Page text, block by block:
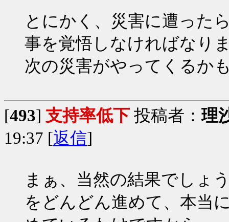
とにかく、災害に遭った
事を覚悟しなければなり
次の災害がやってくるか
[493] 支持率低下 投稿者：理
19:37 [返信]
まぁ、当然の結果でしょ
をどんどん進めて、本当